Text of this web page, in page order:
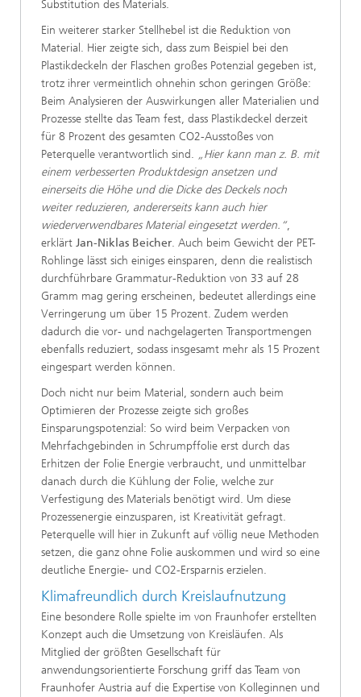
Substitution des Materials.
Ein weiterer starker Stellhebel ist die Reduktion von
Material. Hier zeigte sich, dass zum Beispiel bei den
Plastikdeckeln der Flaschen großes Potenzial gegeben ist,
trotz ihrer vermeintlich ohnehin schon geringen Größe:
Beim Analysieren der Auswirkungen aller Materialien und
Prozesse stellte das Team fest, dass Plastikdeckel derzeit
für 8 Prozent des gesamten CO2-Ausstoßes von
Peterquelle verantwortlich sind. „Hier kann man z. B. mit
einem verbesserten Produktdesign ansetzen und
einerseits die Höhe und die Dicke des Deckels noch
weiter reduzieren, andererseits kann auch hier
wiederverwendbares Material eingesetzt werden.“,
erklärt Jan-Niklas Beicher. Auch beim Gewicht der PET-
Rohlinge lässt sich einiges einsparen, denn die realistisch
durchführbare Grammatur-Reduktion von 33 auf 28
Gramm mag gering erscheinen, bedeutet allerdings eine
Verringerung um über 15 Prozent. Zudem werden
dadurch die vor- und nachgelagerten Transportmengen
ebenfalls reduziert, sodass insgesamt mehr als 15 Prozent
eingespart werden können.
Doch nicht nur beim Material, sondern auch beim
Optimieren der Prozesse zeigte sich großes
Einsparungspotenzial: So wird beim Verpacken von
Mehrfachgebinden in Schrumpffolie erst durch das
Erhitzen der Folie Energie verbraucht, und unmittelbar
danach durch die Kühlung der Folie, welche zur
Verfestigung des Materials benötigt wird. Um diese
Prozessenergie einzusparen, ist Kreativität gefragt.
Peterquelle will hier in Zukunft auf völlig neue Methoden
setzen, die ganz ohne Folie auskommen und wird so eine
deutliche Energie- und CO2-Ersparnis erzielen.
Klimafreundlich durch Kreislaufnutzung
Eine besondere Rolle spielte im von Fraunhofer erstellten
Konzept auch die Umsetzung von Kreisläufen. Als
Mitglied der größten Gesellschaft für
anwendungsorientierte Forschung griff das Team von
Fraunhofer Austria auf die Expertise von Kolleginnen und